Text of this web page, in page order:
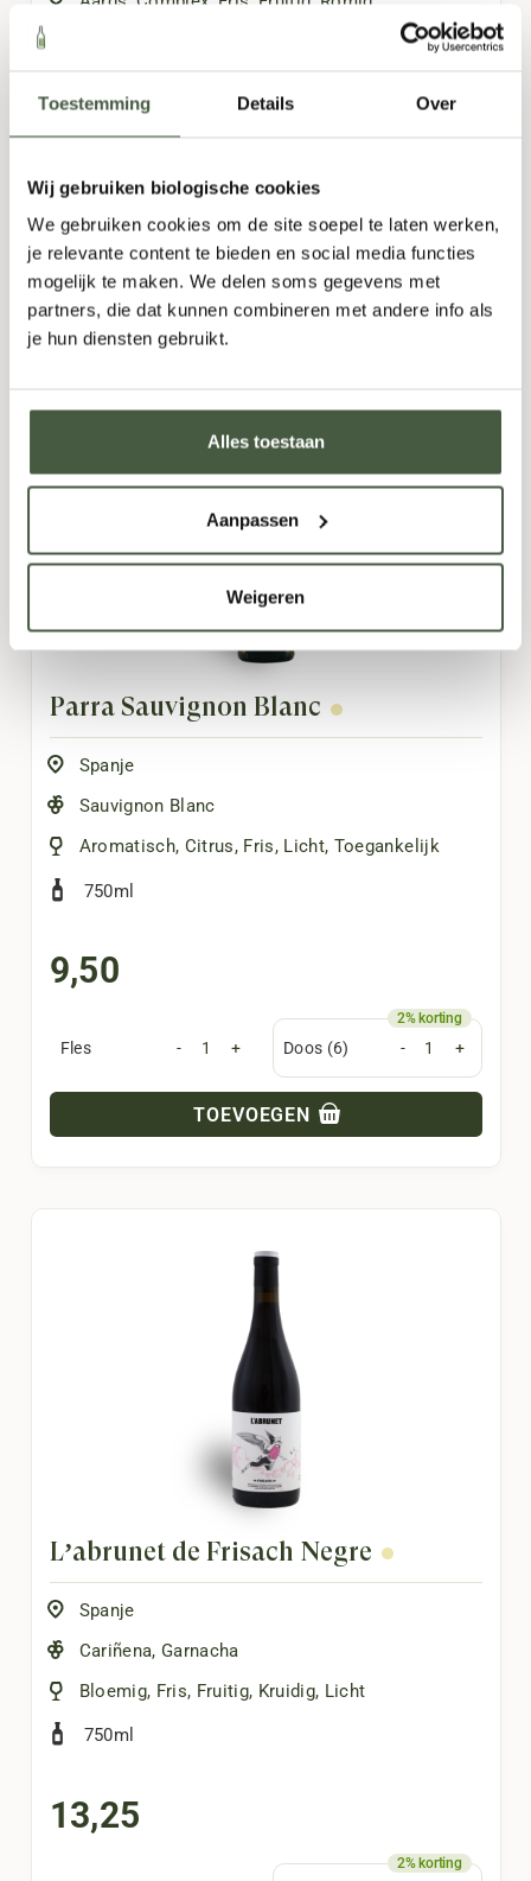
Toestemming Details Over
Wij gebruiken biologische cookies
We gebruiken cookies om de site soepel te laten werken,
je relevante content te bieden en social media functies
mogelijk te maken. We delen soms gegevens met
partners, die dat kunnen combineren met andere info als
je hun diensten gebruikt.
Alles toestaan
Aanpassen
Weigeren
11,95
Fles
TOEVOEGEN
Parra Sauvignon Blanc
Spanje
Sauvignon Blanc
Aromatisch, Citrus, Fris, Licht, Toegankelijk
750ml
9,50
Fles - + Doos (6) - +
TOEVOEGEN
L’abrunet de Frisach Negre
Spanje
Cariñena, Garnacha
Bloemig, Fris, Fruitig, Kruidig, Licht
750ml
13,25